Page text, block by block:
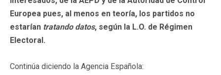
Europea pues, al menos en teoría, los partidos no
estarían tratando datos, según la L.O. de Régimen
Electoral.
Continúa diciendo la Agencia Española: